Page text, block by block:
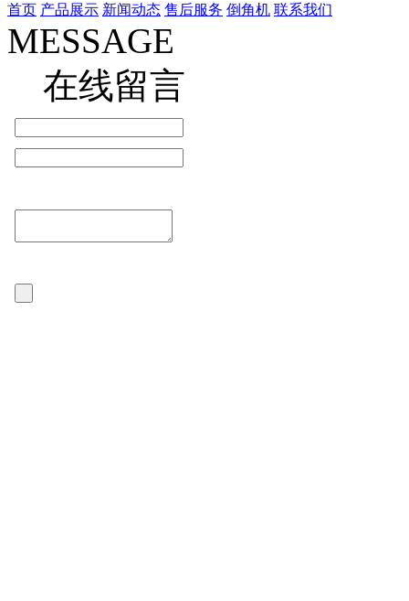
首页 产品展示 新闻动态 售后服务 倒角机 联系我们
MESSAGE
在线留言